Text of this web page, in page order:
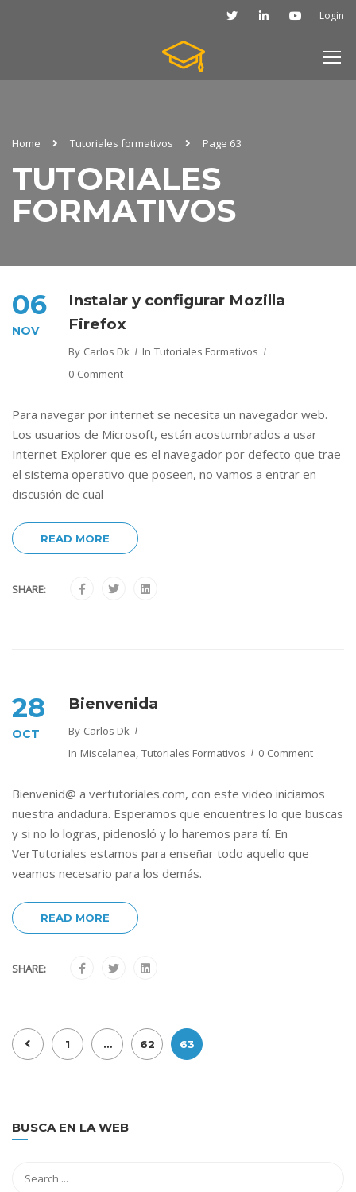
Login
Home Tutoriales formativos Page 63
TUTORIALES
FORMATIVOS
06
NOV
Instalar y configurar Mozilla
Firefox
By Carlos Dk In Tutoriales Formativos
0 Comment
Para navegar por internet se necesita un navegador web.
Los usuarios de Microsoft, están acostumbrados a usar
Internet Explorer que es el navegador por defecto que trae
el sistema operativo que poseen, no vamos a entrar en
discusión de cual
READ MORE
SHARE:
28
OCT
Bienvenida
By Carlos Dk
In Miscelanea, Tutoriales Formativos 0 Comment
Bienvenid@ a vertutoriales.com, con este video iniciamos
nuestra andadura. Esperamos que encuentres lo que buscas
y si no lo logras, pidenosló y lo haremos para tí. En
VerTutoriales estamos para enseñar todo aquello que
veamos necesario para los demás.
READ MORE
SHARE:
1 … 62 63
BUSCA EN LA WEB